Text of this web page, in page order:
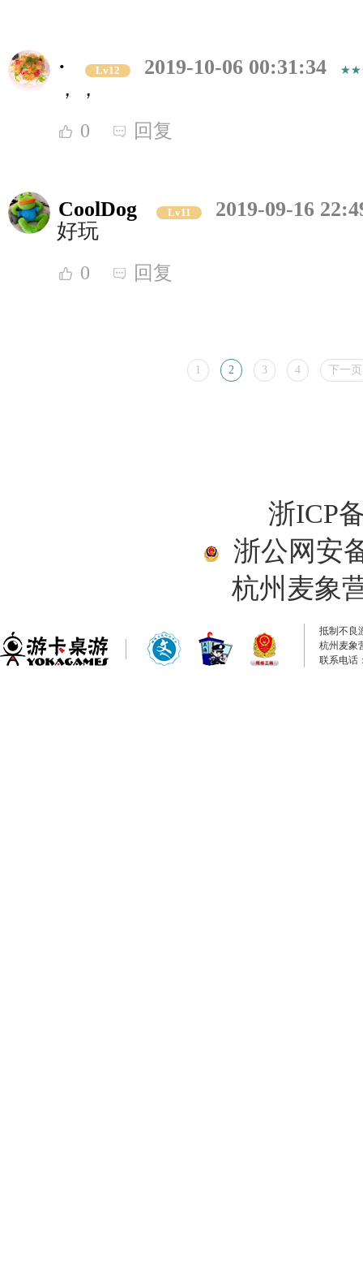
· Lv12
2019-10-06 00:31:34
，，
0 回复
CoolDog Lv11
2019-09-16
好玩
0 回复
1 2 3 4 下一页
浙ICP
浙公网安
杭州麦象
抵制不良
杭州麦象
联系电话